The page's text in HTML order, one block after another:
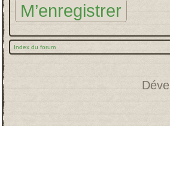
M’enregistrer
Index du forum